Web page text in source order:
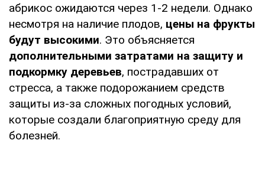
абрикос ожидаются через 1-2 недели. Однако
несмотря на наличие плодов, цены на фрукты
будут высокими. Это объясняется
дополнительными затратами на защиту и
подкормку деревьев, пострадавших от
стресса, а также подорожанием средств
защиты из-за сложных погодных условий,
которые создали благоприятную среду для
болезней.